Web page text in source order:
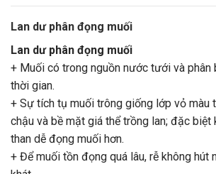
Lan dư phân đọng muối
Lan dư phân đọng muối
+ Muối có trong nguồn nước tưới và phân
thời gian.
+ Sự tích tụ muối trông giống lớp vỏ màu
chậu và bề mặt giá thể trồng lan; đặc biệt
than dễ đọng muối hơn.
+ Để muối tồn đọng quá lâu, rễ không hút